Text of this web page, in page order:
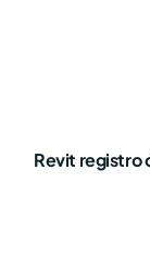
Revit registro